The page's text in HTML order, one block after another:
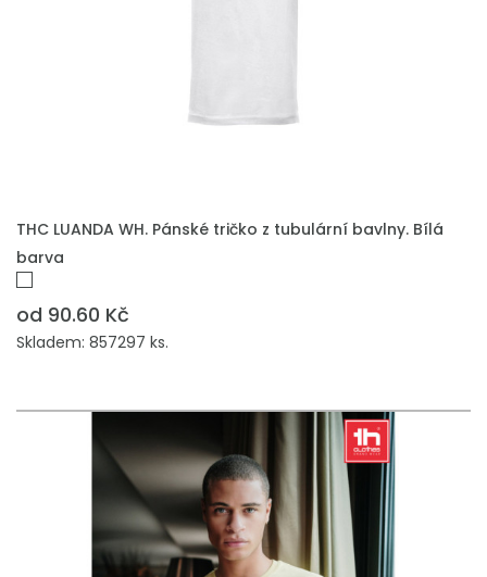
THC LUANDA WH. Pánské tričko z tubulární bavlny. Bílá
barva
od 90.60 Kč
Skladem: 857297 ks.